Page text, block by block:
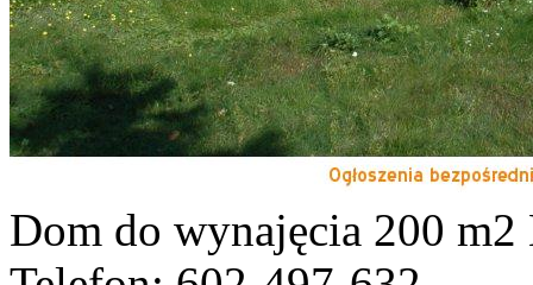
Dom do wynajęcia 200 m2